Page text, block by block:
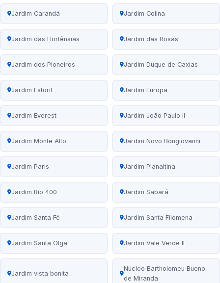
Jardim Carandá Jardim Colina
Jardim das Hortênsias Jardim das Rosas
Jardim dos Pioneiros Jardim Duque de Caxias
Jardim Estoril Jardim Europa
Jardim Everest Jardim João Paulo II
Jardim Monte Alto Jardim Novo Bongiovanni
Jardim Paris Jardim Planaltina
Jardim Rio 400 Jardim Sabará
Jardim Santa Fé Jardim Santa Filomena
Jardim Santa Olga Jardim Vale Verde II
Jardim vista bonita
Núcleo Bartholomeu Bueno
de Miranda